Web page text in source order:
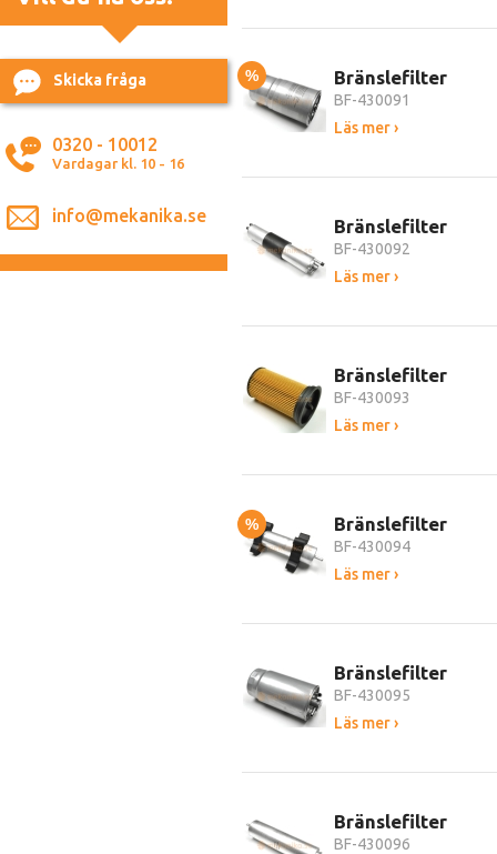
Skicka fråga
0320 - 10012
Vardagar kl. 10 - 16
info@mekanika.se
% Bränslefilter
BF-430091
Läs mer ›
Bränslefilter
BF-430092
Läs mer ›
Bränslefilter
BF-430093
Läs mer ›
% Bränslefilter
BF-430094
Läs mer ›
Bränslefilter
BF-430095
Läs mer ›
Bränslefilter
BF-430096